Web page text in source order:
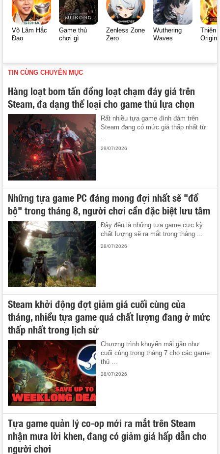
Võ Lâm Hắc
Đạo
Game thủ
chơi gì
Zenless Zone
Zero
Wuthering
Waves
Thiên
Origin
TIN CÙNG CHUYÊN MỤC
Hàng loạt bom tấn đồng loạt chạm đáy giá trên
Steam, đa dạng thể loại cho game thủ lựa chọn
Rất nhiều tựa game đình đám trên
Steam đang có mức giá thấp nhất từ
...
29/07/2026
Những tựa game PC đáng mong đợi nhất sẽ "đổ
bộ" trong tháng 8, người chơi cần đặc biệt lưu tâm
Đây đều là những tựa game cực kỳ
chất lượng sẽ ra mắt trong tháng ...
28/07/2026
Steam khởi động đợt giảm giá cuối cùng của
tháng, nhiều tựa game quá chất lượng đang ở mức
thấp nhất trong lịch sử
Chương trình khuyến mãi gần như
cuối cùng trong tháng 7 cho các game
thủ ...
28/07/2026
Tựa game quản lý co-op mới ra mắt trên Steam
nhận mưa lời khen, đang có giảm giá hấp dẫn cho
người chơi